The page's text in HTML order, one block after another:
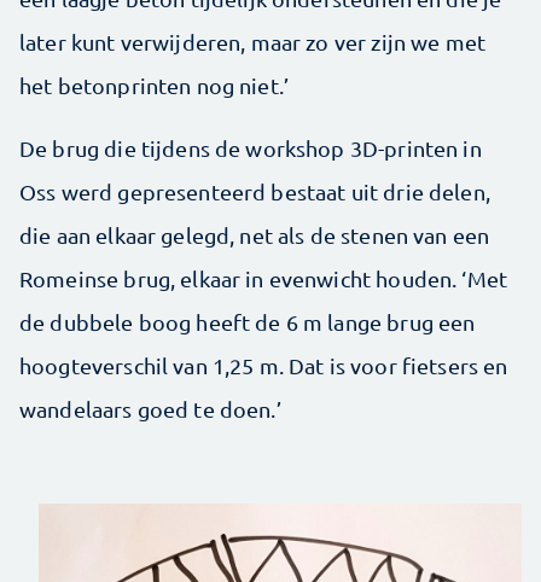
later kunt verwijderen, maar zo ver zijn we met
het betonprinten nog niet.’
De brug die tijdens de workshop 3D-printen in
Oss werd gepresenteerd bestaat uit drie delen,
die aan elkaar gelegd, net als de stenen van een
Romeinse brug, elkaar in evenwicht houden. ‘Met
de dubbele boog heeft de 6 m lange brug een
hoogteverschil van 1,25 m. Dat is voor fietsers en
wandelaars goed te doen.’